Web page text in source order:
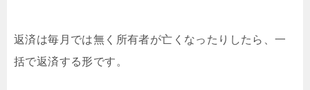
返済は毎月では無く所有者が亡くなったりしたら、一
括で返済する形です。